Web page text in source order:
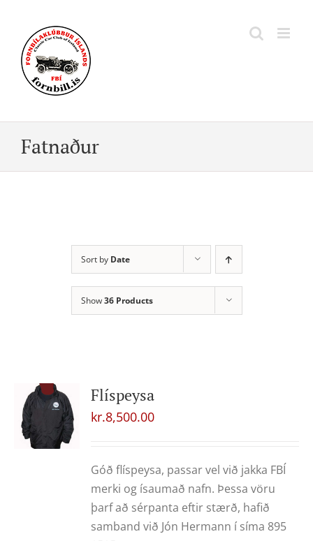
content
Fatnaður
Sort by Date
Show36 Products
Flíspeysa
kr.8,500.00
Góð flíspeysa, passar vel við jakka FBÍ
merki og ísaumað nafn. Þessa vöru
þarf að sérpanta eftir stærð, hafið
samband við Jón Hermann í síma 895